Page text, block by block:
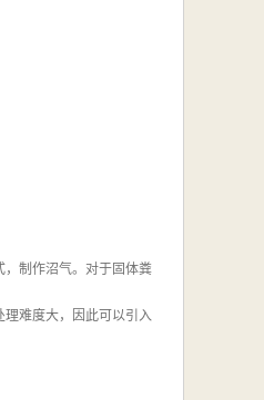
制作沼气。对于固体粪
难度大，因此可以引入